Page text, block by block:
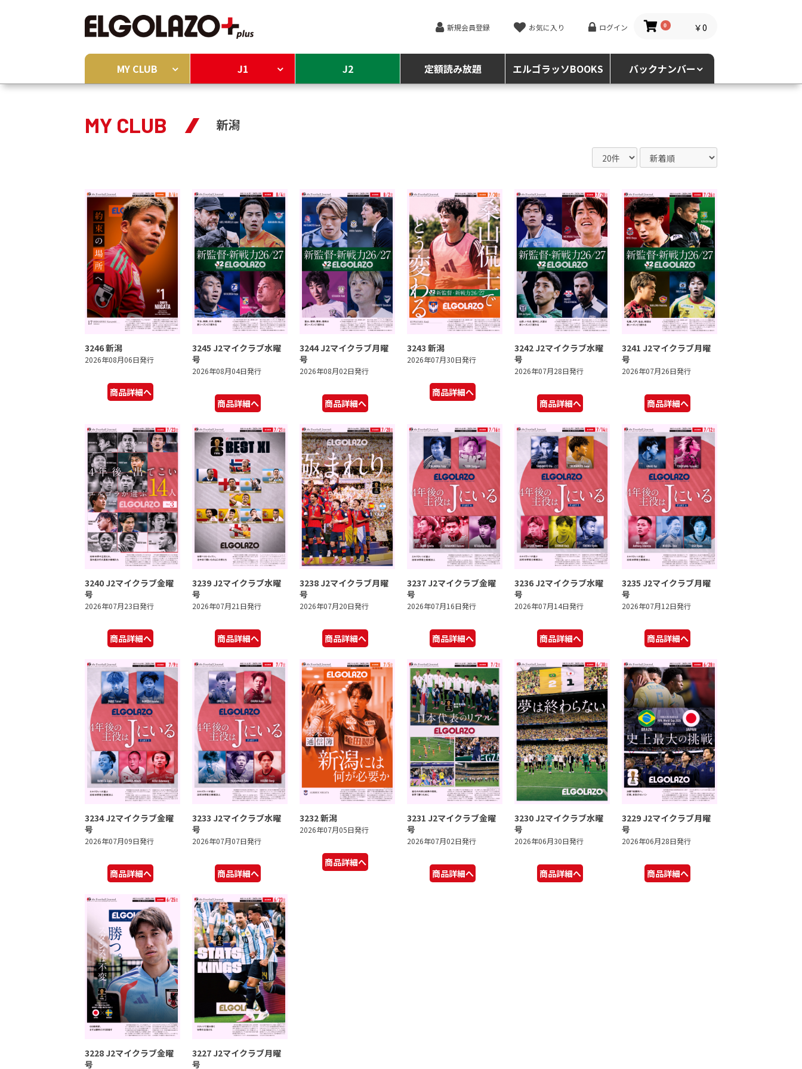
新規会員登録 お気に入り ログイン 0 ￥0
MY CLUB J1 J2 定額読み放題 エルゴラッソBOOKS バックナンバー
MY CLUB 新潟
3246 新潟
2026年08月06日発行
商品詳細へ
3245 J2マイクラブ水曜
号
2026年08月04日発行
商品詳細へ
3244 J2マイクラブ月曜
号
2026年08月02日発行
商品詳細へ
3243 新潟
2026年07月30日発行
商品詳細へ
3242 J2マイクラブ水曜
号
2026年07月28日発行
商品詳細へ
3241 J2マイクラブ月曜
号
2026年07月26日発行
商品詳細へ
3240 J2マイクラブ金曜
号
2026年07月23日発行
商品詳細へ
3239 J2マイクラブ水曜
号
2026年07月21日発行
商品詳細へ
3238 J2マイクラブ月曜
号
2026年07月20日発行
商品詳細へ
3237 J2マイクラブ金曜
号
2026年07月16日発行
商品詳細へ
3236 J2マイクラブ水曜
号
2026年07月14日発行
商品詳細へ
3235 J2マイクラブ月曜
号
2026年07月12日発行
商品詳細へ
3234 J2マイクラブ金曜
号
2026年07月09日発行
商品詳細へ
3233 J2マイクラブ水曜
号
2026年07月07日発行
商品詳細へ
3232 新潟
2026年07月05日発行
商品詳細へ
3231 J2マイクラブ金曜
号
2026年07月02日発行
商品詳細へ
3230 J2マイクラブ水曜
号
2026年06月30日発行
商品詳細へ
3229 J2マイクラブ月曜
号
2026年06月28日発行
商品詳細へ
3228 J2マイクラブ金曜
号
3227 J2マイクラブ月曜
号